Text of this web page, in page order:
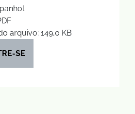
arquivo: 149,0 KB
SE